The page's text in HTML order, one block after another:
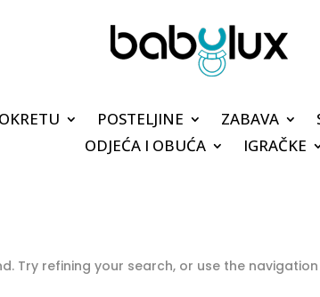
POSTELJINE ZABAVA
ODJEĆA I OBUĆA
IGRAČKE
Try refining your search, or use the